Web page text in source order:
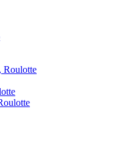
Roulotte